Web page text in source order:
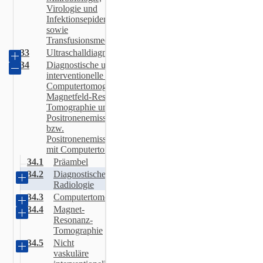
Virologie und
Infektionsepidemiologie
sowie
Transfusionsmedizin
33
Ultraschalldiagnostik
34
Diagnostische und
interventionelle Radiologie,
Computertomographie,
Magnetfeld-Resonanz-
Tomographie und
Positronenemissionstomographie
bzw.
Positronenemissionstomographie
mit Computertomographie
34.1
Präambel
34.2
Diagnostische
Radiologie
34.3
Computertomographie
34.4
Magnet-
Resonanz-
Tomographie
34.5
Nicht
vaskuläre